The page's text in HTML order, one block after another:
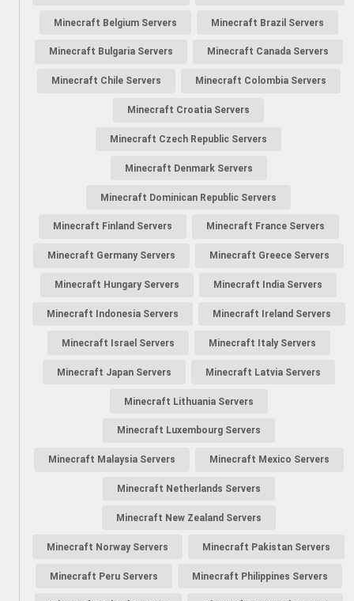
Minecraft Belgium Servers Minecraft Brazil Servers
Minecraft Bulgaria Servers Minecraft Canada Servers
Minecraft Chile Servers Minecraft Colombia Servers
Minecraft Croatia Servers
Minecraft Czech Republic Servers
Minecraft Denmark Servers
Minecraft Dominican Republic Servers
Minecraft Finland Servers Minecraft France Servers
Minecraft Germany Servers Minecraft Greece Servers
Minecraft Hungary Servers Minecraft India Servers
Minecraft Indonesia Servers Minecraft Ireland Servers
Minecraft Israel Servers Minecraft Italy Servers
Minecraft Japan Servers Minecraft Latvia Servers
Minecraft Lithuania Servers
Minecraft Luxembourg Servers
Minecraft Malaysia Servers Minecraft Mexico Servers
Minecraft Netherlands Servers
Minecraft New Zealand Servers
Minecraft Norway Servers Minecraft Pakistan Servers
Minecraft Peru Servers Minecraft Philippines Servers